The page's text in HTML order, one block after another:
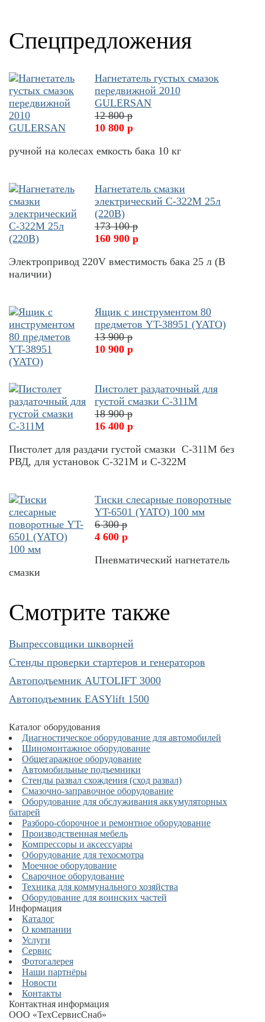
Спецпредложения
Нагнетатель густых смазок
передвижной 2010
GULERSAN
12 800 р
10 800 р
ручной на колесах емкость бака 10 кг
Нагнетатель смазки
электрический С-322М 25л
(220В)
173 100 р
160 900 р
Электропривод 220V вместимость бака 25 л (В
наличии)
Ящик с инструментом 80
предметов YT-38951 (YATO)
13 900 р
10 900 р
Пистолет раздаточный для
густой смазки С-311М
18 900 р
16 400 р
Пистолет для раздачи густой смазки С-311М без
РВД, для установок С-321М и С-322М
Тиски слесарные поворотные
YT-6501 (YATO) 100 мм
6 300 р
4 600 р
Пневматический нагнетатель
смазки
Смотрите также
Выпрессовщики шкворней
Cтенды проверки стартеров и генераторов
Автоподъемник AUTOLIFT 3000
Автоподъемник EASYlift 1500
Каталог оборудования
Диагностическое оборудование для автомобилей
Шиномонтажное оборудование
Общегаражное оборудование
Автомобильные подъемники
Стенды развал схождения (сход развал)
Смазочно-заправочное оборудование
Оборудование для обслуживания аккумуляторных
батарей
Разборо-сборочное и ремонтное оборудование
Производственная мебель
Компрессоры и аксессуары
Оборудование для техосмотра
Моечное оборудование
Сварочное оборудование
Техника для коммунального хозяйства
Оборудование для воинских частей
Информация
Каталог
О компании
Услуги
Сервис
Фотогалерея
Наши партнёры
Новости
Контакты
Контактная информация
ООО «ТехСервисСнаб»